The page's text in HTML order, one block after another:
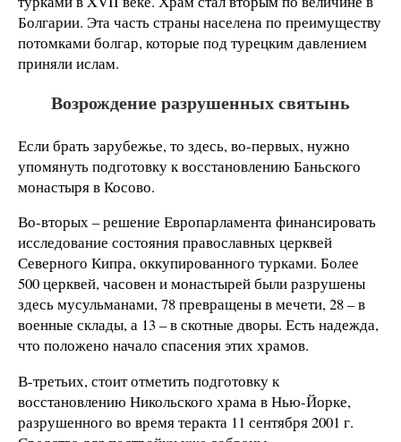
Болгарии. Эта часть страны населена по преимуществу
потомками болгар, которые под турецким давлением
приняли ислам.
Возрождение разрушенных святынь
Если брать зарубежье, то здесь, во-первых, нужно
упомянуть подготовку к восстановлению Баньского
монастыря в Косово.
Во-вторых – решение Европарламента финансировать
исследование состояния православных церквей
Северного Кипра, оккупированного турками. Более
500 церквей, часовен и монастырей были разрушены
здесь мусульманами, 78 превращены в мечети, 28 – в
военные склады, а 13 – в скотные дворы. Есть надежда,
что положено начало спасения этих храмов.
В-третьих, стоит отметить подготовку к
восстановлению Никольского храма в Нью-Йорке,
разрушенного во время теракта 11 сентября2001 г.